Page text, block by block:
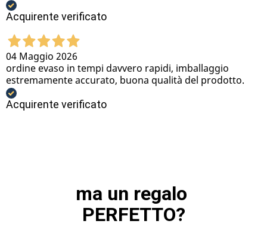
Acquirente verificato
04 Maggio 2026
ordine evaso in tempi davvero rapidi, imballaggio
estremamente accurato, buona qualità del prodotto.
Acquirente verificato
ma un regalo
PERFETTO?